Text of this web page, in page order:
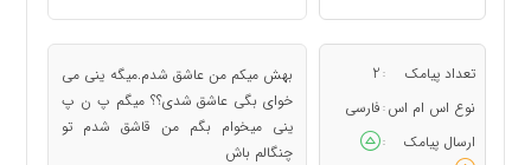
تعداد پیامک :
2
نوع اس ام اس : فارسی
ارسال پیامک
:
بهش میکم من عاشق شدم.میگه ینی می
خوای بگی عاشق شدی؟؟ میگم پ ن پ
ینی میخوام بگم من قاشق شدم تو
چنگالم باش